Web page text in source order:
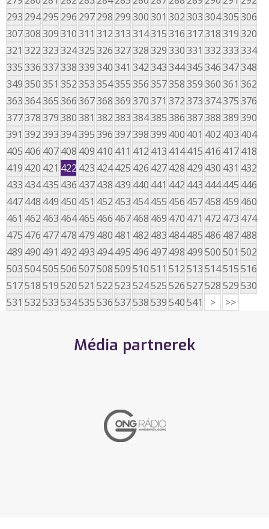
293 294295 296 297298 299300301 302303304305306
307308309310311 312313314315316317318319320
321 322323324325326327328329330331 332333334
335336337338339340341 342343344345346347348
349350351 352353354355356357358359360361 362
363364365366367368369370371 372373374375376
377378379380381 382383384385386387388389390
391 392393394395396397398399 400 401 402 403 404
405 406 407408 409 410 411 412 413 414415 416 417418
419 420 421 422 423 424425 426 427428 429 430 431 432
433 434435 436 437438 439 440 441 442 443 444445 446
447448 449 450 451 452 453 454455 456 457458 459 460
461 462 463 464465 466 467468 469 470 471 472 473 474
475 476 477478 479 480 481 482 483 484485 486 487488
489 490 491 492 493 494495 496 497498 499500501 502
503504505506507508509510511 512513514515516
517518519520521 522523524525526527528529530
531 532533534535536537538539540541 > >>
Média partnerek